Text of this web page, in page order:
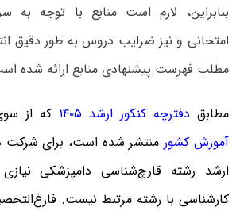
بنابراین، لازم است منابع با توجه
امتحانی و نیز ضرایب دروس به طور دقیق
مطلب فهرست پیشنهادی منابع ارائه شده
مطابق دفترچه کنکور ارشد ۱۴۰۵ که از
آموزش کشور منتشر شده است، برای شرکت
ارشد رشته قارچ‌شناسی دامپزشکی
کارشناسی با رشته مرتبط نیست.